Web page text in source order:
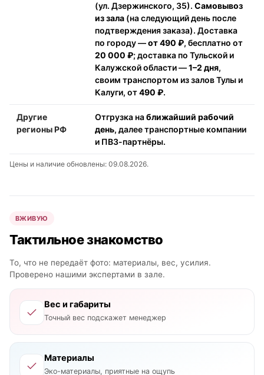
(ул. Дзержинского, 35). Самовывоз
из зала (на следующий день после
подтверждения заказа). Доставка
по городу —от 490 ₽, бесплатно от
20 000 ₽; доставка по Тульской и
Калужской области —1–2 дня,
своим транспортом из залов Тулы и
Калуги, от490 ₽.
Другие
регионы РФ
Отгрузка наближайший рабочий
день, далее транспортные компании
и ПВЗ-партнёры.
Цены и наличие обновлены: 09.08.2026.
ВЖИВУЮ
Тактильное знакомство
То, что не передаёт фото: материалы, вес, усилия.
Проверено нашими экспертами в зале.
Вес и габариты
Точный вес подскажет менеджер
Материалы
Эко-материалы, приятные на ощупь